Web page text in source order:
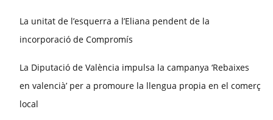
La unitat de l’esquerra a l’Eliana pendent de la
incorporació de Compromís
La Diputació de València impulsa la campanya ‘Rebaixes
en valencià’ per a promoure la llengua propia en el comerç
local